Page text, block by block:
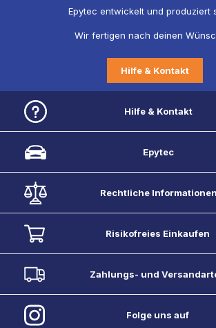
Epytec entwickelt und produziert
Wir fertigen nach deinen
Hilfe & Kontakt
Hilfe & Kontakt
Epytec
Rechtliche Informationen
Risikofreies Einkaufen
Zahlungs- und
Folge uns auf